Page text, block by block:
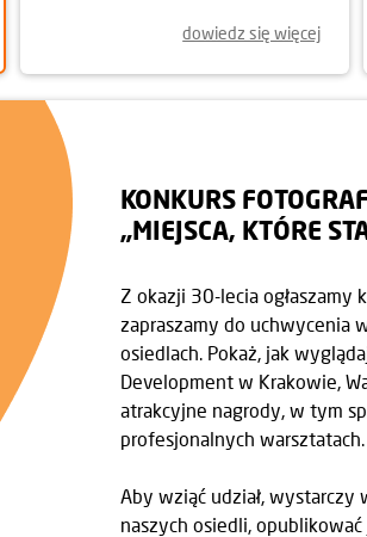
dowiedz się więcej
KONKURS
„MIEJSCA, KTÓRE
Z okazji 30-lecia
zapraszamy do uchwycenia
osiedlach. Pokaż, jak
Development w Krakowie,
atrakcyjne nagrody, w tym
profesjonalnych warsztatach.
Aby wziąć udział, wystarczy
naszych osiedli,